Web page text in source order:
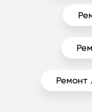
Ремонт